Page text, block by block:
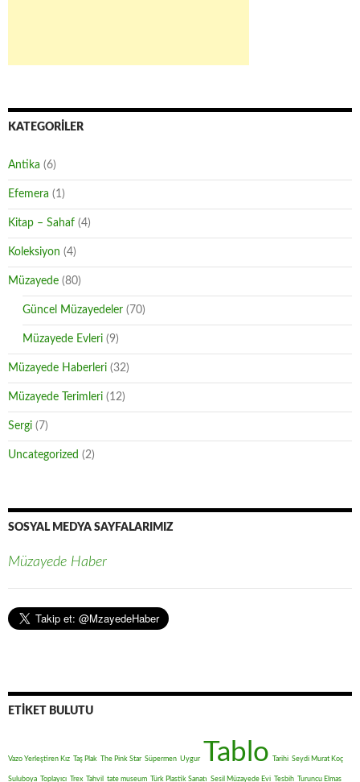
KATEGORILER
Antika (6)
Efemera (1)
Kitap – Sahaf (4)
Koleksiyon (4)
Müzayede (80)
Güncel Müzayedeler (70)
Müzayede Evleri (9)
Müzayede Haberleri (32)
Müzayede Terimleri (12)
Sergi (7)
Uncategorized (2)
SOSYAL MEDYA SAYFALARIMIZ
Müzayede Haber
ETIKET BULUTU
Vazo Yerleştiren Kız Taş Plak The Pink Star Süpermen Uygur Tablo Tarihi Seydi Murat Koç
Suluboya Toplayıcı Trex Tahvil tate museum Türk Plastik Sanatı Sesil Müzayede Evi Tesbih Turuncu Elmas